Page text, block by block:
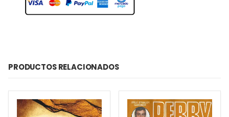
PRODUCTOS RELACIONADOS